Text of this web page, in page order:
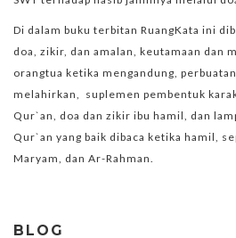
Di dalam buku terbitan RuangKata ini
doa, zikir, dan amalan, keutamaan dan
orangtua ketika mengandung,
melahirkan, suplemen pembentuk
Qur`an, doa dan zikir ibu hamil, dan
Qur`an yang baik dibaca ketika hamil,
Maryam, dan Ar-Rahman.
BLOG